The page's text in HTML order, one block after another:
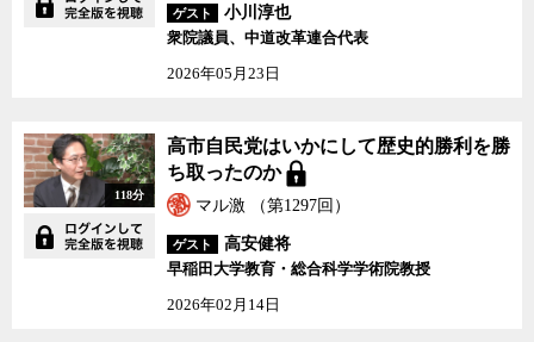
ゲスト
小川淳也
衆院議員、中道改革連合代表
2026年05月23日
118分
高市自民党はいかにして歴史的勝利を勝
ち取ったのか
マル激 （第1297回）
ゲスト
高安健将
早稲田大学教育・総合科学学術院教授
2026年02月14日